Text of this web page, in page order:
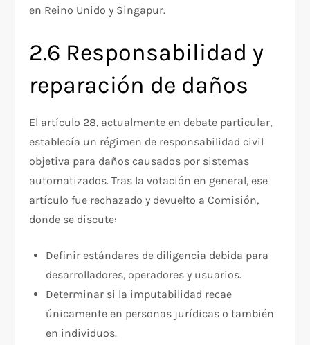
en Reino Unido y Singapur.
2.6 Responsabilidad y
reparación de daños
El artículo 28, actualmente en debate particular,
establecía un régimen de responsabilidad civil
objetiva para daños causados por sistemas
automatizados. Tras la votación en general, ese
artículo fue rechazado y devuelto a Comisión,
donde se discute:
Definir estándares de diligencia debida para
desarrolladores, operadores y usuarios.
Determinar si la imputabilidad recae
únicamente en personas jurídicas o también
en individuos.